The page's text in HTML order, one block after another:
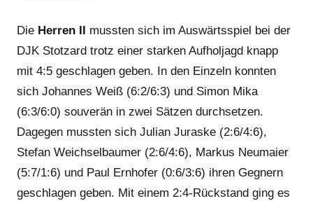
Die Herren II
mussten sich im Auswärtsspiel bei der
DJK Stotzard trotz einer starken Aufholjagd knapp
mit 4:5 geschlagen geben. In den Einzeln konnten
sich Johannes Weiß (6:2/6:3) und Simon Mika
(6:3/6:0) souverän in zwei Sätzen durchsetzen.
Dagegen mussten sich Julian Juraske (2:6/4:6),
Stefan Weichselbaumer (2:6/4:6), Markus Neumaier
(5:7/1:6) und Paul Ernhofer (0:6/3:6) ihren Gegnern
geschlagen geben. Mit einem 2:4-Rückstand ging es